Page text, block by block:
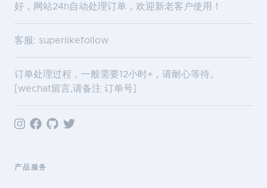
好，网站24h自动处理订单，欢迎新老客户使用！
客服: superlikefollow
订单处理过程，一般需要12小时+，请耐心等待。
[wechat留言,请备注 订单号]
产品服务